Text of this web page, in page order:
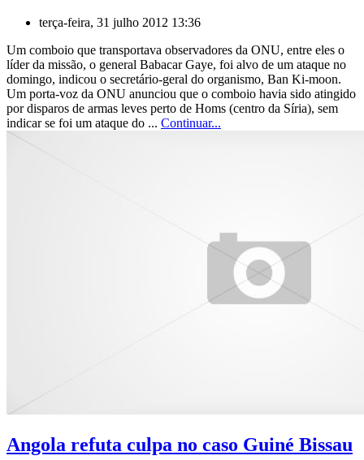
terça-feira, 31 julho 2012 13:36
Um comboio que transportava observadores da ONU, entre eles o
líder da missão, o general Babacar Gaye, foi alvo de um ataque no
domingo, indicou o secretário-geral do organismo, Ban Ki-moon.
Um porta-voz da ONU anunciou que o comboio havia sido atingido
por disparos de armas leves perto de Homs (centro da Síria), sem
indicar se foi um ataque do ... Continuar...
Angola refuta culpa no caso Guiné Bissau